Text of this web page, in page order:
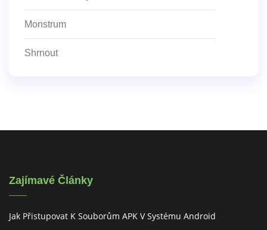
Monstrum
Shrnout
Zajímavé Články
Jak Přistupovat K Souborům APK V Systému Android